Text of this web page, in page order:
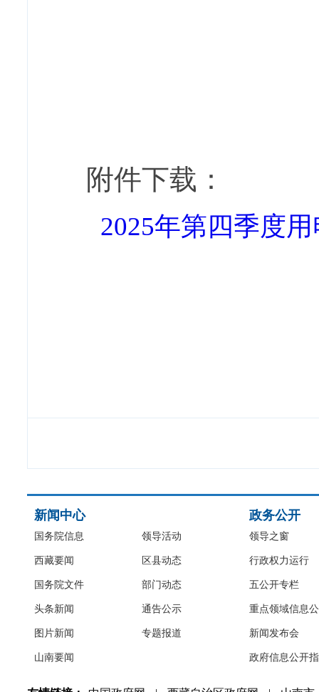
附件下载：
2025年第四季度
新闻中心
国务院信息
西藏要闻
国务院文件
头条新闻
图片新闻
山南要闻
领导活动
区县动态
部门动态
通告公示
专题报道
政务公开
领导之窗
行政权力运行
五公开专栏
重点领域信息
新闻发布会
政府信息公开